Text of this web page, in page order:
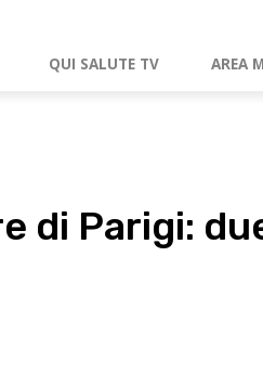
QUI SALUTE TV AREA
di Parigi: